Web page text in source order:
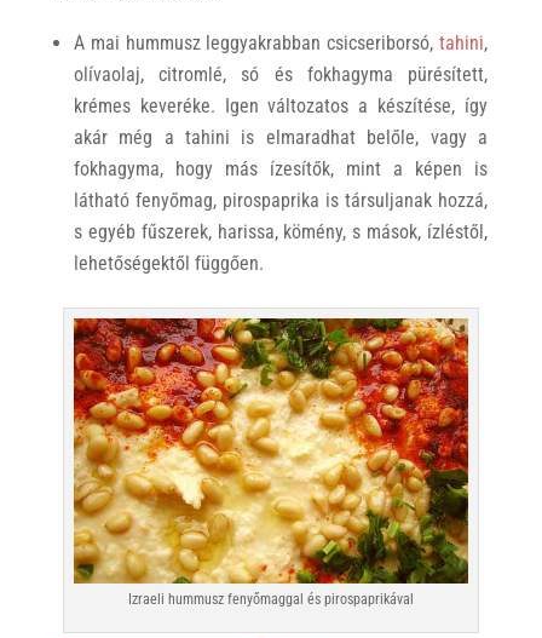
A mai hummusz leggyakrabban csicseriborsó,tahini,
olívaolaj, citromlé, só és fokhagyma pürésített,
krémes keveréke. Igen változatos a készítése, így
akár még a tahini is elmaradhat belőle, vagy a
fokhagyma, hogy más ízesítők, mint a képen is
látható fenyőmag, pirospaprika is társuljanak hozzá,
s egyéb fűszerek, harissa, kömény, s mások, ízléstől,
lehetőségektől függően.
Izraeli hummusz fenyőmaggal és pirospaprikával